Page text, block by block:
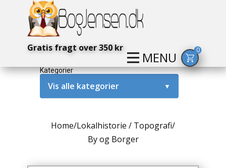
MENU
Gratis fragt over 350 kr 0
Kategorier
Vis alle kategorier ▼
Amerika / USA
Home/Lokalhistorie / Topografi/
By og Borger